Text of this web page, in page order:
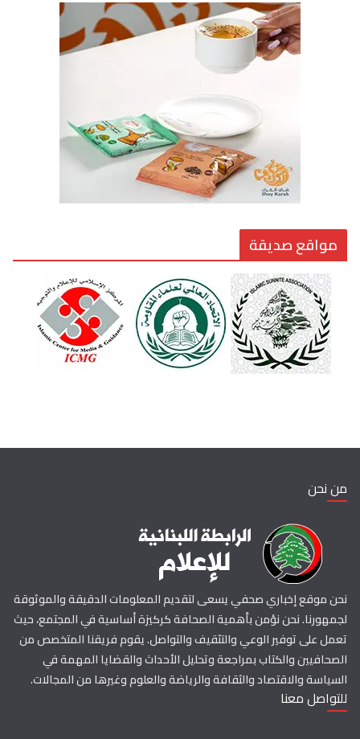
الوضع اليوم في الشرق الأوسط
6 أغسطس، 2026
مواقع صديقة
من نحن
نحن موقع إخباري صحفي يسعى لتقديم المعلومات الدقيقة والموثوقة
لجمهورنا. نحن نؤمن بأهمية الصحافة كركيزة أساسية في المجتمع، حيث
تعمل على توفير الوعي والتثقيف والتواصل. يقوم فريقنا المتخصص من
الصحافيين والكتاب بمراجعة وتحليل الأحداث والقضايا المهمة في
السياسة والاقتصاد والثقافة والرياضة والعلوم وغيرها من المجالات.
للتواصل معنا